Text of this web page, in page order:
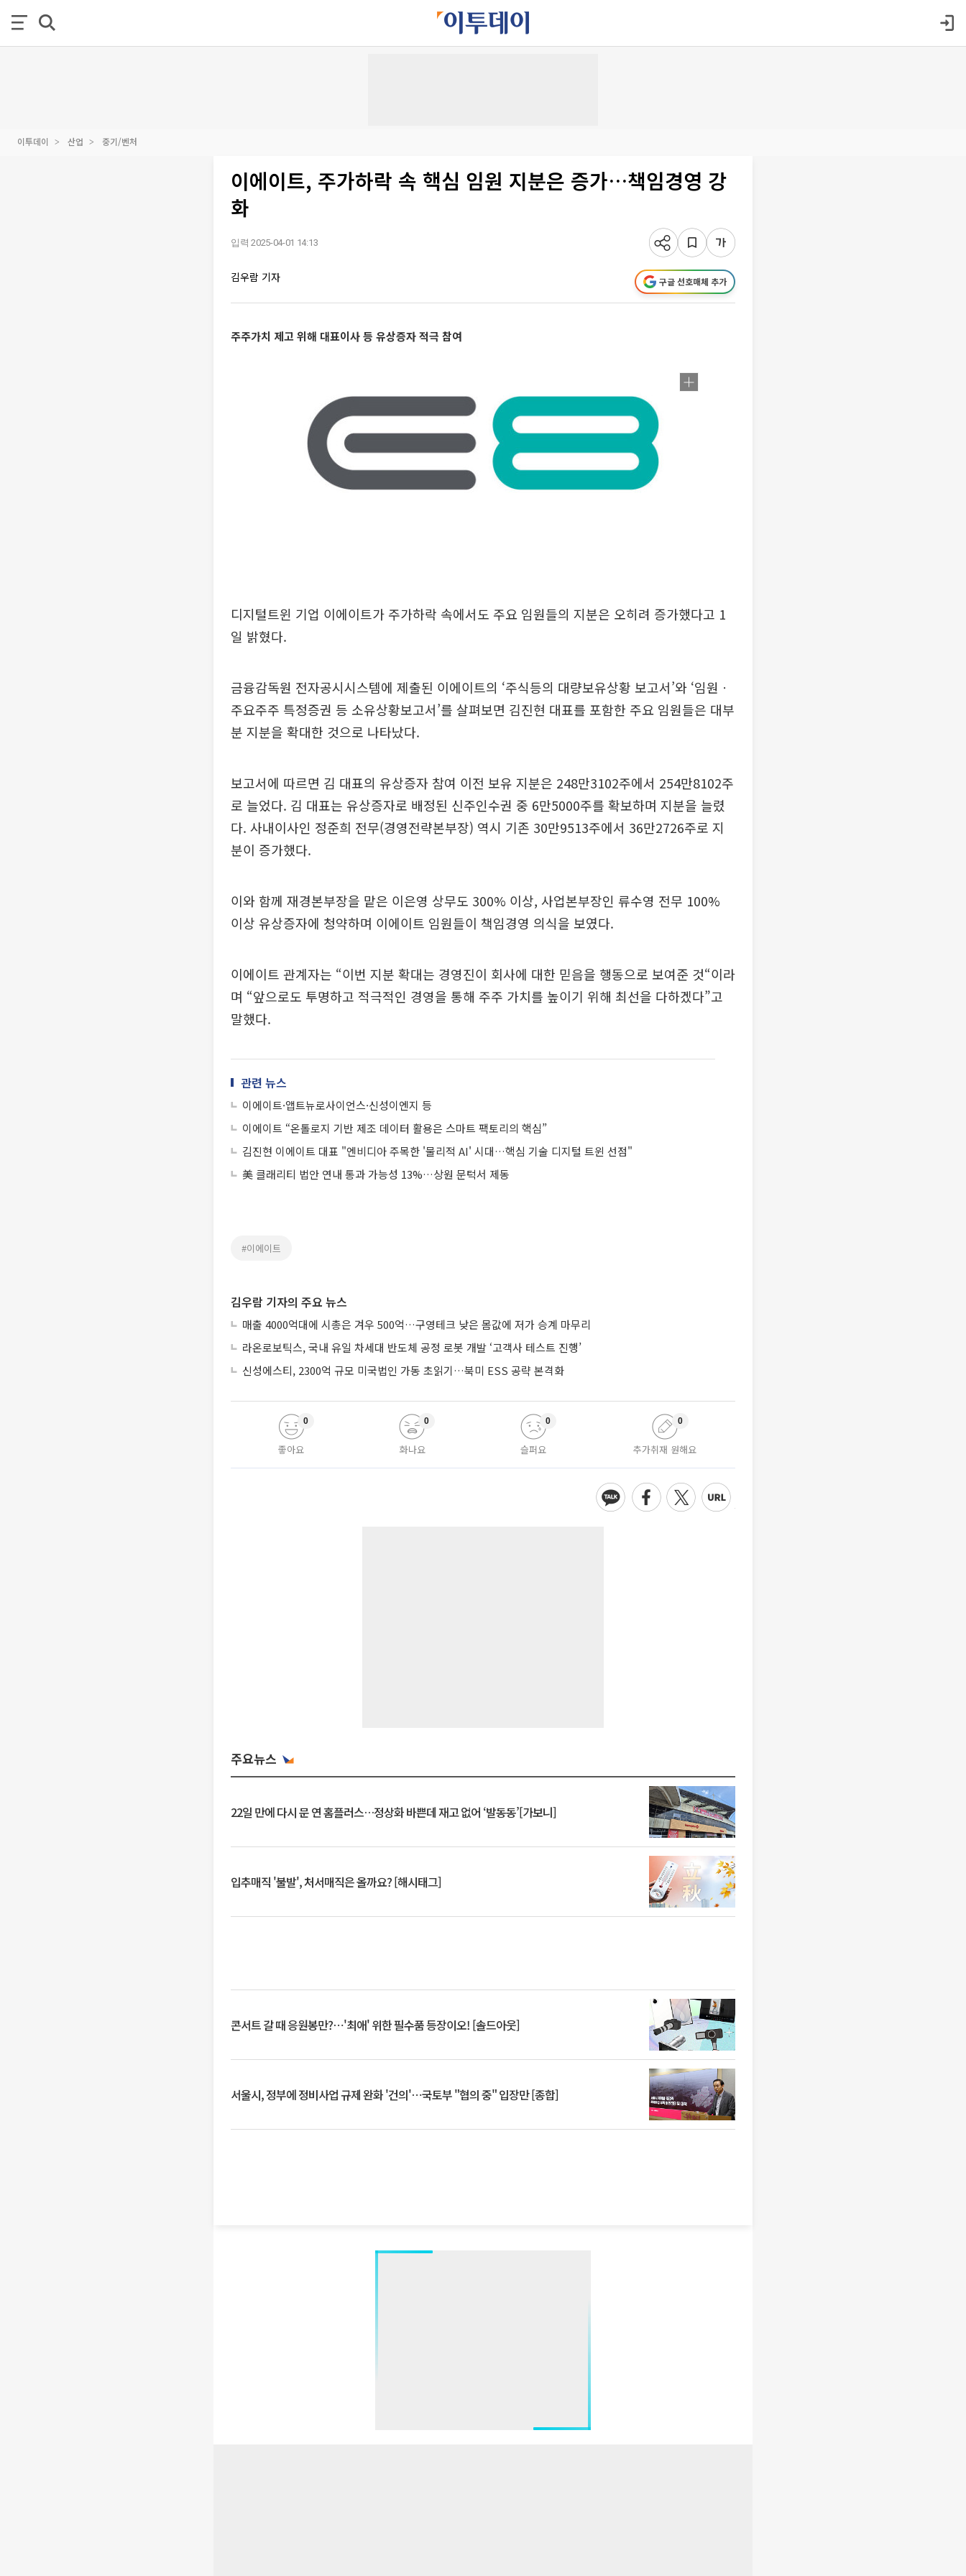
이투데이 산업 중기/벤처
이에이트, 주가하락 속 핵심 임원 지분은 증가…책임경영 강
화
입력 2025-04-01 14:13
김우람 기자 구글 선호매체 추가
주주가치 제고 위해 대표이사 등 유상증자 적극 참여
디지털트윈 기업 이에이트가 주가하락 속에서도 주요 임원들의 지분은 오히려 증가했다고 1
일 밝혔다.
금융감독원 전자공시시스템에 제출된 이에이트의 ‘주식등의 대량보유상황 보고서’와 ‘임원ㆍ
주요주주 특정증권 등 소유상황보고서’를 살펴보면 김진현 대표를 포함한 주요 임원들은 대부
분 지분을 확대한 것으로 나타났다.
보고서에 따르면 김 대표의 유상증자 참여 이전 보유 지분은 248만3102주에서 254만8102주
로 늘었다. 김 대표는 유상증자로 배정된 신주인수권 중 6만5000주를 확보하며 지분을 늘렸
다. 사내이사인 정준희 전무(경영전략본부장) 역시 기존 30만9513주에서 36만2726주로 지
분이 증가했다.
이와 함께 재경본부장을 맡은 이은영 상무도 300% 이상, 사업본부장인 류수영 전무 100%
이상 유상증자에 청약하며 이에이트 임원들이 책임경영 의식을 보였다.
이에이트 관계자는 “이번 지분 확대는 경영진이 회사에 대한 믿음을 행동으로 보여준 것“이라
며 “앞으로도 투명하고 적극적인 경영을 통해 주주 가치를 높이기 위해 최선을 다하겠다”고
말했다.
관련 뉴스
이에이트·앱트뉴로사이언스·신성이엔지 등
이에이트 “온톨로지 기반 제조 데이터 활용은 스마트 팩토리의 핵심”
김진현 이에이트 대표 "엔비디아 주목한 '물리적 AI' 시대…핵심 기술 디지털 트윈 선점"
美 클래리티 법안 연내 통과 가능성 13%…상원 문턱서 제동
#이에이트
김우람 기자의 주요 뉴스
매출 4000억대에 시총은 겨우 500억…구영테크 낮은 몸값에 저가 승계 마무리
라온로보틱스, 국내 유일 차세대 반도체 공정 로봇 개발 ‘고객사 테스트 진행’
신성에스티, 2300억 규모 미국법인 가동 초읽기…북미 ESS 공략 본격화
좋아요
0
화나요
0
슬퍼요
0
추가취재 원해요
0
주요뉴스
22일 만에 다시 문 연 홈플러스…정상화 바쁜데 재고 없어 ‘발동동’[가보니]
입추매직 '불발', 처서매직은 올까요? [해시태그]
콘서트 갈 때 응원봉만?⋯'최애' 위한 필수품 등장이오! [솔드아웃]
서울시, 정부에 정비사업 규제 완화 '건의'⋯국토부 "협의 중" 입장만 [종합]